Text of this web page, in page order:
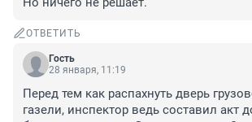
ОТВЕТИТЬ
Гость
28 января, 11:19
Перед тем как распахнуть дверь
газели, инспектор ведь составил акт